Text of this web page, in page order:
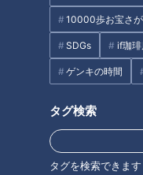
10000歩お宝さ
SDGs if珈琲
ゲンキの時間
タグ検索
タグを検索できます
日本で生まれた「ビーチ
ンダル」～ハワイで爆
人気を得たゴム草履の秘
ニュースコラム
東西南北論説風
2021/07/27
北辻利寿